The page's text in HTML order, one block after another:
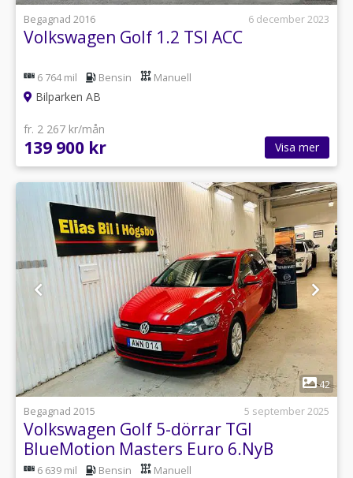
Begagnad 2016
6 december 2023
Volkswagen Golf 1.2 TSI ACC
6 764 mil Bensin Manuell
Bilparken AB
fr. 2 267 kr/mån
139 900 kr Visa mer
1
42
Begagnad 2015
5 september 2025
Volkswagen Golf 5-dörrar TGI
BlueMotion Masters Euro 6.NyB
6 639 mil Bensin Manuell